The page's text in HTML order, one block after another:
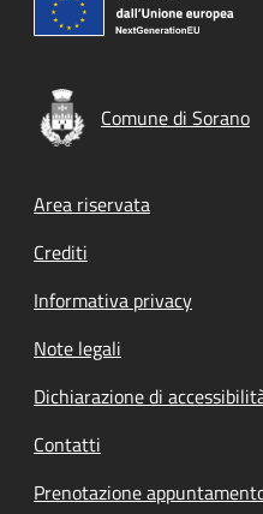
Comune di Sorano
Footer menu
Area riservata
Crediti
Informativa privacy
Note legali
Dichiarazione di
Contatti
Prenotazione